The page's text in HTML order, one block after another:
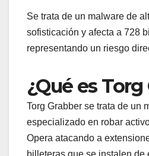
Se trata de un malware de
sofisticación y afecta a 728
representando un riesgo
¿Qué es
Torg Grabber se trata de un
especializado en robar
Opera atacando a